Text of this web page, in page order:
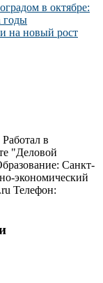
в октябре:
годы
на новый рост
в
"Деловой
Санкт-
экономический
Телефон: